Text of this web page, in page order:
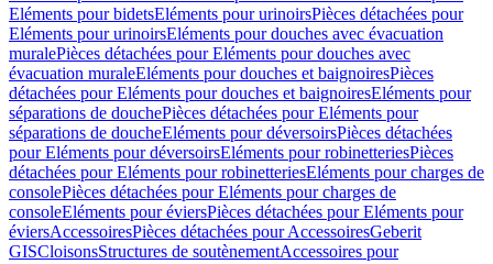
Eléments pour bidetsEléments pour urinoirsPièces détachées pour
Eléments pour urinoirsEléments pour douches avec évacuation
muralePièces détachées pour Eléments pour douches avec
évacuation muraleEléments pour douches et baignoiresPièces
détachées pour Eléments pour douches et baignoiresEléments pour
séparations de douchePièces détachées pour Eléments pour
séparations de doucheEléments pour déversoirsPièces détachées
pour Eléments pour déversoirsEléments pour robinetteriesPièces
détachées pour Eléments pour robinetteriesEléments pour charges de
consolePièces détachées pour Eléments pour charges de
consoleEléments pour éviersPièces détachées pour Eléments pour
éviersAccessoiresPièces détachées pour AccessoiresGeberit
GISCloisonsStructures de soutènementAccessoires pour